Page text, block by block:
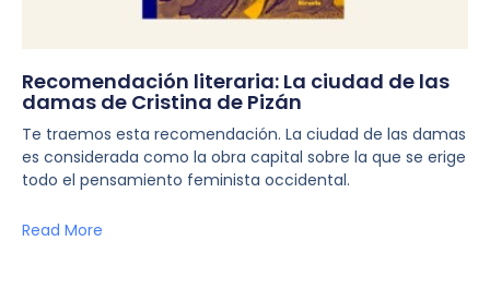
Recomendación literaria: La ciudad de las
damas de Cristina de Pizán
Te traemos esta recomendación. La ciudad de las damas
es considerada como la obra capital sobre la que se erige
todo el pensamiento feminista occidental.
Read More